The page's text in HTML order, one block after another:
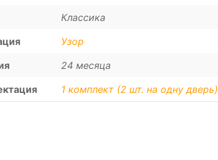
Классика
Узор
24 месяца
1 комплект (2 шт. на одну дверь)